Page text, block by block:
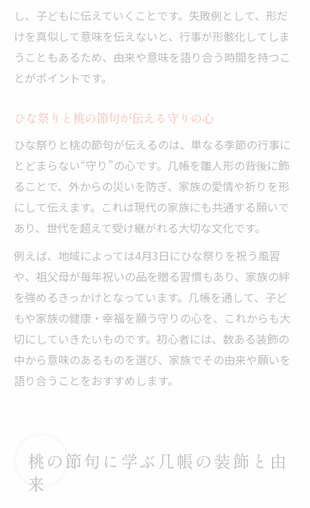
し、子どもに伝えていくことです。失敗例として、形だ
けを真似して意味を伝えないと、行事が形骸化してしま
うこともあるため、由来や意味を語り合う時間を持つこ
とがポイントです。
ひな祭りと桃の節句が伝える守りの心
ひな祭りと桃の節句が伝えるのは、単なる季節の行事に
とどまらない“守り”の心です。几帳を雛人形の背後に飾
ることで、外からの災いを防ぎ、家族の愛情や祈りを形
にして伝えます。これは現代の家族にも共通する願いで
あり、世代を超えて受け継がれる大切な文化です。
例えば、地域によっては4月3日にひな祭りを祝う風習
や、祖父母が毎年祝いの品を贈る習慣もあり、家族の絆
を強めるきっかけとなっています。几帳を通して、子ど
もや家族の健康・幸福を願う守りの心を、これからも大
切にしていきたいものです。初心者には、数ある装飾の
中から意味のあるものを選び、家族でその由来や願いを
語り合うことをおすすめします。
桃の節句に学ぶ几帳の装飾と由
来